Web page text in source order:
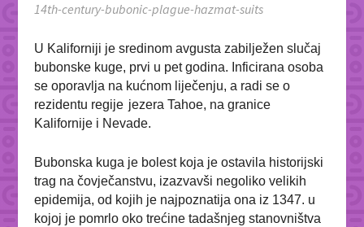
14th-century-bubonic-plague-hazmat-suits
U Kaliforniji je sredinom avgusta zabilježen slučaj
bubonske kuge, prvi u pet godina. Inficirana osoba
se oporavlja na kućnom liječenju, a radi se o
rezidentu regije jezera Tahoe, na granice
Kalifornije i Nevade.
Bubonska kuga je bolest koja je ostavila historijski
trag na čovječanstvu, izazvavši negoliko velikih
epidemija, od kojih je najpoznatija ona iz 1347. u
kojoj je pomrlo oko trećine tadašnjeg stanovništva